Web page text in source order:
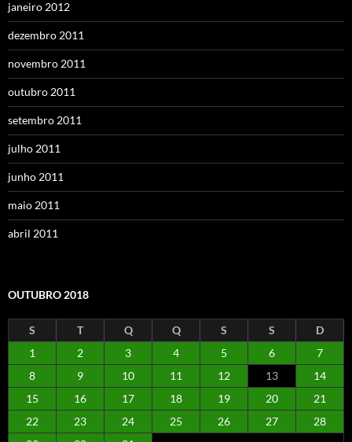
janeiro 2012
dezembro 2011
novembro 2011
outubro 2011
setembro 2011
julho 2011
junho 2011
maio 2011
abril 2011
OUTUBRO 2018
S T Q Q S S
D
1
2 3 4 5 6
7
8
9 10 11 12 13
14
15
16 17 18 19 20
21
22
23 24 25 26 27
28